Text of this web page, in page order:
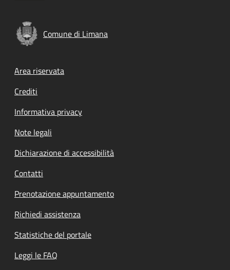
Comune di Limana
Footer menu
Area riservata
Crediti
Informativa privacy
Note legali
Dichiarazione di accessibilità
Contatti
Prenotazione appuntamento
Richiedi assistenza
Statistiche del portale
Leggi le FAQ